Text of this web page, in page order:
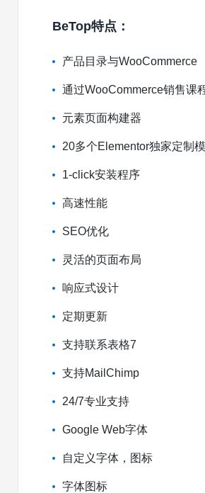
BeTop特点：
产品目录与WooCommerce
通过WooCommerce销售课
元素页面构建器
20多个Elementor独家定制
1-сlick安装程序
高速性能
SEO优化
灵活的页面布局
响应式设计
定期更新
支持联系表格7
支持MailChimp
24/7专业支持
Google Web字体
自定义字体，图标
字体图标